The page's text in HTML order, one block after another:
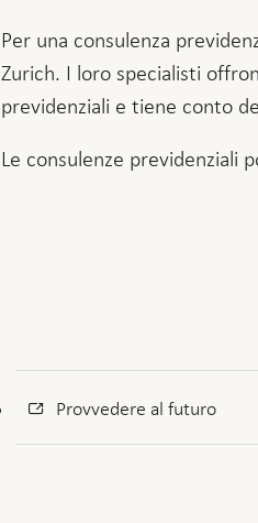
Per una consulenza
Zurich. I loro specialisti
previdenziali e tiene conto
Le consulenze previdenziali
Provvedere al futuro